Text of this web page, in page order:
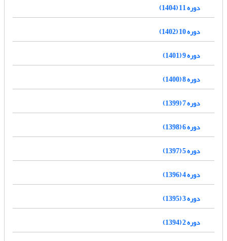
دوره 11 (1404)
دوره 10 (1402)
دوره 9 (1401)
دوره 8 (1400)
دوره 7 (1399)
دوره 6 (1398)
دوره 5 (1397)
دوره 4 (1396)
دوره 3 (1395)
دوره 2 (1394)